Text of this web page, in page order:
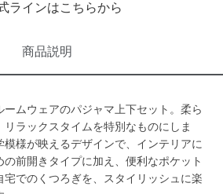
商品説明
ームウェアのパジャマ上下セット。柔ら
ラックスタイムを特別なものにしま
様が映えるデザインで、インテリアに
の前開きタイプに加え、便利なポケット
でのくつろぎを、スタイリッシュに楽